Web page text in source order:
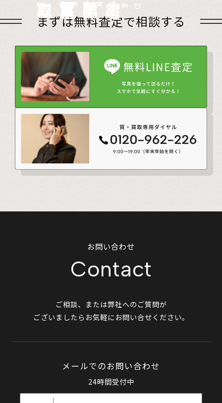
Store
店頭買取 Visit
出張買取 Del
i
very
宅配買取 Estate
遺品整理
まずは無料査定で相談する
お問い合わせ
Contact
ご相談、または弊社へのご質問が
ございましたらお気軽にお問い合せください。
メールでのお問い合わせ
24時間受付中